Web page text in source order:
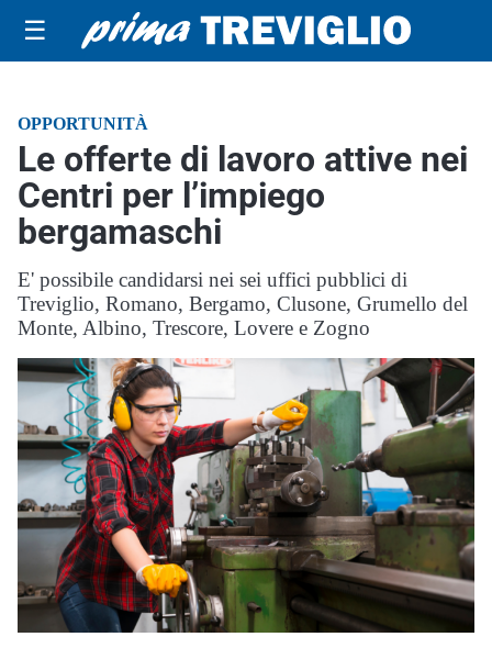
☰
OPPORTUNITÀ
Le offerte di lavoro attive nei
Centri per l’impiego
bergamaschi
E' possibile candidarsi nei sei uffici pubblici di
Treviglio, Romano, Bergamo, Clusone, Grumello del
Monte, Albino, Trescore, Lovere e Zogno